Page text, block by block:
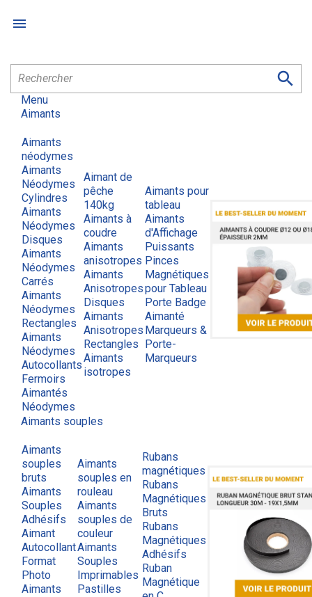


Menu
Aimants
Aimants
néodymes
Aimants
Néodymes
Cylindres
Aimants
Néodymes
Disques
Aimants
Néodymes
Carrés
Aimants
Néodymes
Rectangles
Aimants
Néodymes
Autocollants
Fermoirs
Aimantés
Néodymes
Aimant de
pêche
140kg
Aimants à
coudre
Aimants
anisotropes
Aimants
Anisotropes
Disques
Aimants
Anisotropes
Rectangles
Aimants
isotropes
Aimants pour
tableau
Aimants
d'Affichage
Puissants
Pinces
Magnétiques
pour Tableau
Porte Badge
Aimanté
Marqueurs &
Porte-
Marqueurs
Aimants souples
Aimants
souples
bruts
Aimants
Souples
Adhésifs
Aimant
Autocollant
Format
Photo
Aimants
Aimants
souples en
rouleau
Aimants
souples de
couleur
Aimants
Souples
Imprimables
Pastilles
Rubans
magnétiques
Rubans
Magnétiques
Bruts
Rubans
Magnétiques
Adhésifs
Ruban
Magnétique